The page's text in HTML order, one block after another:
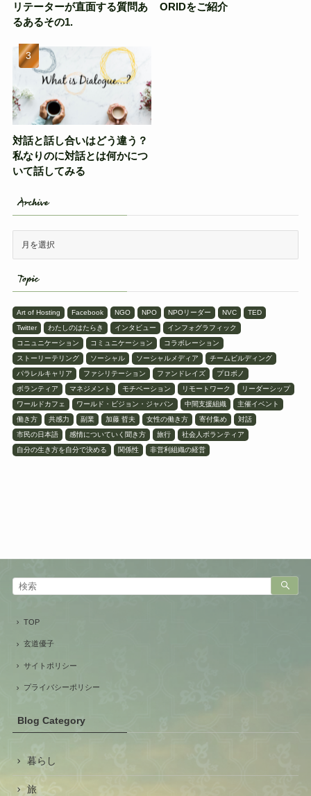
リテーターが直面する質問あ
るあるその1.
ORIDをご紹介
対話と話し合いはどう違う？
私なりのに対話とは何かにつ
いて話してみる
Archive
Topic
Art of Hosting Facebook NGO NPO NPOリーダー NVC
TED
Twitter
わたしのはたらき インタビュー
インフォグラフィック
コニュニケーション
コミュニケーション
コラボレーション
ストーリーテリング
ソーシャル ソーシャルメディア
チームビルディング
パラレルキャリア
ファシリテーション ファンドレイズ
プロボノ
ボランティア
マネジメント モチベーション リモートワーク
リーダーシップ
ワールドカフェ
ワールド・ビジョン・ジャパン 中間支援組織
主催イベント
働き方
共感力 副業 加藤 哲夫 女性の働き方 寄付集め
対話
市民の日本語
感情についていく聞き方 旅行
社会人ボランティア
自分の生き方を自分で決める
関係性 非営利組織の経営
TOP
玄道優子
サイトポリシー
プライバシーポリシー
Blog Category
暮らし
旅